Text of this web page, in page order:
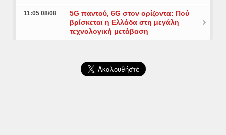
11:05 08/08
5G παντού, 6G στον ορίζοντα: Πού
βρίσκεται η Ελλάδα στη μεγάλη
τεχνολογική μετάβαση